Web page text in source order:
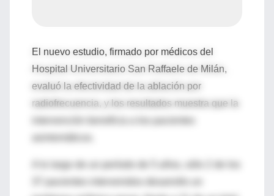
El nuevo estudio, firmado por médicos del
Hospital Universitario San Raffaele de Milán,
evaluó la efectividad de la ablación por
radiofrecuencia, y los resultados muestra que la
A lo largo de un período de 5 años, sólo 2 de los